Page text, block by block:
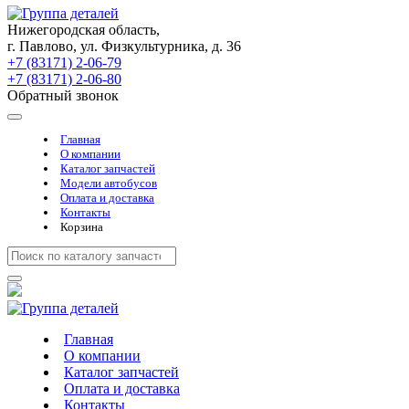
Нижегородская область,
г. Павлово, ул. Физкультурника, д. 36
+7 (83171) 2-06-79
+7 (83171) 2-06-80
Обратный звонок
Главная
О компании
Каталог запчастей
Модели автобусов
Оплата и доставка
Контакты
Корзина
Главная
О компании
Каталог запчастей
Оплата и доставка
Контакты